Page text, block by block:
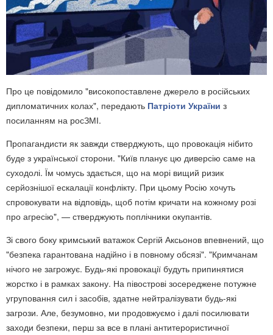
Про це повідомило "високопоставлене джерело в російських
дипломатичних колах", передають Патріоти України з
посиланням на росЗМІ.
Пропагандисти як завжди стверджують, що провокація нібито
буде з української сторони. "Київ планує цю диверсію саме на
суходолі. Їм чомусь здається, що на морі вищий ризик
серйознішої ескалації конфлікту. При цьому Росію хочуть
спровокувати на відповідь, щоб потім кричати на кожному розі
про агресію", — стверджують поплічники окупантів.
Зі свого боку кримський ватажок Сергій Аксьонов впевнений, що
"безпека гарантована надійно і в повному обсязі". "Кримчанам
нічого не загрожує. Будь-які провокації будуть припинятися
жорстко і в рамках закону. На півострові зосереджене потужне
угруповання сил і засобів, здатне нейтралізувати будь-які
загрози. Але, безумовно, ми продовжуємо і далі посилювати
заходи безпеки, перш за все в плані антитерористичної